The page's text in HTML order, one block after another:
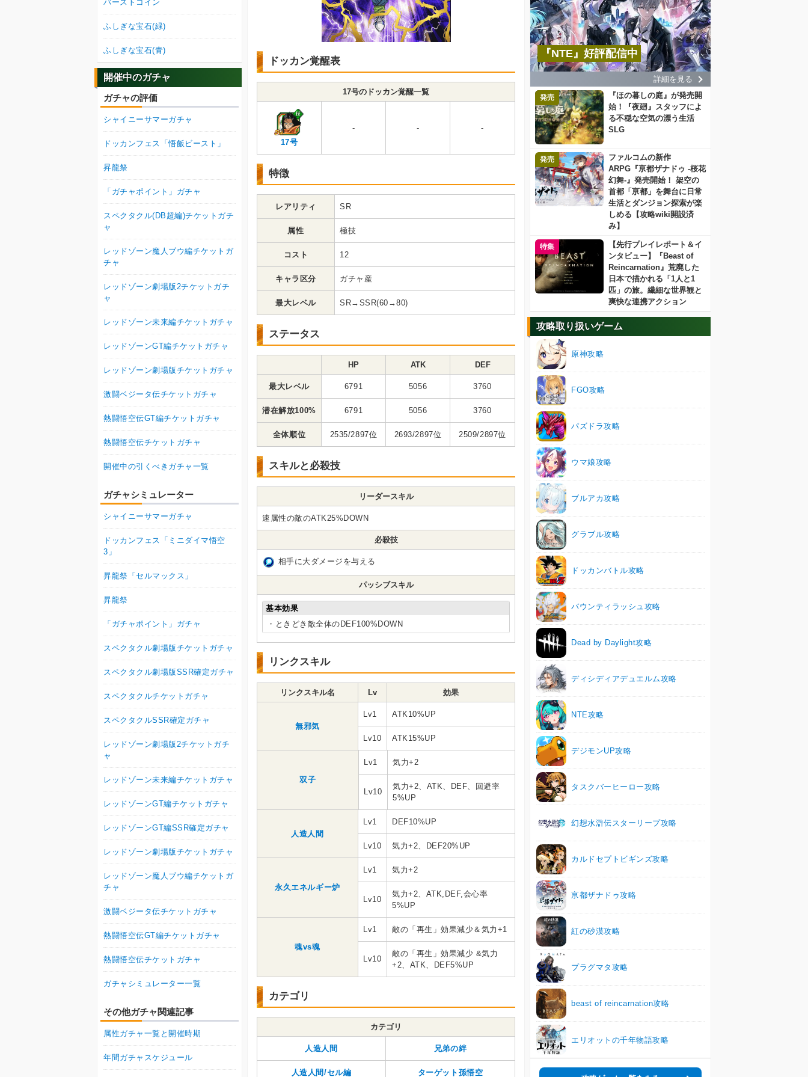
ドッカン覚醒表
17号のドッカン覚醒一覧
17号
- - -
特徴
レアリティ SR
属性 極技
コスト 12
キャラ区分 ガチャ産
最大レベル SR→SSR(60→80)
ステータス
HP ATK DEF
最大レベル 6791 5056 3760
潜在解放100% 6791 5056 3760
全体順位 2535/2897位 2693/2897位 2509/2897位
スキルと必殺技
リーダースキル
速属性の敵のATK25%DOWN
必殺技
相手に大ダメージを与える
パッシブスキル
基本効果
・ときどき敵全体のDEF100%DOWN
リンクスキル
リンクスキル名 Lv 効果
無邪気
Lv1 ATK10%UP
Lv10 ATK15%UP
双子
Lv1 気力+2
Lv10
気力+2、ATK、DEF、回避率
5%UP
人造人間
Lv1 DEF10%UP
Lv10 気力+2、DEF20%UP
永久エネルギー炉
Lv1 気力+2
Lv10
気力+2、ATK,DEF,会心率
5%UP
魂vs魂
Lv1 敵の「再生」効果減少＆気力+1
Lv10
敵の「再生」効果減少 &気力
+2、ATK、DEF5%UP
カテゴリ
カテゴリ
人造人間 兄弟の絆
人造人間/セル編 ターゲット孫悟空
『NTE』好評配信中
詳細を見る
発売
『ほの暮しの庭』が発売開
始！『夜廻』スタッフによ
る不穏な空気の漂う生活
SLG
発売
ファルコムの新作
ARPG『亰都ザナドゥ -桜花
幻舞-』発売開始！ 架空の
首都「亰都」を舞台に日常
生活とダンジョン探索が楽
しめる【攻略wiki開設済
み】
特集
【先行プレイレポート＆イ
ンタビュー】『Beast of
Reincarnation』荒廃した
日本で描かれる「1人と1
匹」の旅。繊細な世界観と
爽快な連携アクション
攻略取り扱いゲーム
原神攻略
FGO攻略
パズドラ攻略
ウマ娘攻略
ブルアカ攻略
グラブル攻略
ドッカンバトル攻略
バウンティラッシュ攻略
Dead by Daylight攻略
ディシディアデュエルム攻略
NTE攻略
デジモンUP攻略
タスクバーヒーロー攻略
幻想水滸伝スターリープ攻略
カルドセプトビギンズ攻略
亰都ザナドゥ攻略
紅の砂漠攻略
プラグマタ攻略
beast of reincarnation攻略
エリオットの千年物語攻略
バーストコイン
ふしぎな宝石(緑)
ふしぎな宝石(青)
開催中のガチャ
ガチャの評価
シャイニーサマーガチャ
ドッカンフェス「悟飯ビースト」
昇龍祭
「ガチャポイント」ガチャ
スペクタクル(DB超編)チケットガチ
ャ
レッドゾーン魔人ブウ編チケットガ
チャ
レッドゾーン劇場版2チケットガチ
ャ
レッドゾーン未来編チケットガチャ
レッドゾーンGT編チケットガチャ
レッドゾーン劇場版チケットガチャ
激闘ベジータ伝チケットガチャ
熱闘悟空伝GT編チケットガチャ
熱闘悟空伝チケットガチャ
開催中の引くべきガチャ一覧
ガチャシミュレーター
シャイニーサマーガチャ
ドッカンフェス「ミニダイマ悟空
3」
昇龍祭「セルマックス」
昇龍祭
「ガチャポイント」ガチャ
スペクタクル劇場版チケットガチャ
スペクタクル劇場版SSR確定ガチャ
スペクタクルチケットガチャ
スペクタクルSSR確定ガチャ
レッドゾーン劇場版2チケットガチ
ャ
レッドゾーン未来編チケットガチャ
レッドゾーンGT編チケットガチャ
レッドゾーンGT編SSR確定ガチャ
レッドゾーン劇場版チケットガチャ
レッドゾーン魔人ブウ編チケットガ
チャ
激闘ベジータ伝チケットガチャ
熱闘悟空伝GT編チケットガチャ
熱闘悟空伝チケットガチャ
ガチャシミュレーター一覧
その他ガチャ関連記事
属性ガチャ一覧と開催時期
年間ガチャスケジュール